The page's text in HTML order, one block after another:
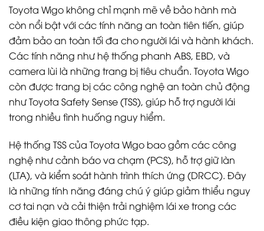
Toyota Wigo không chỉ mạnh mẽ về bảo hành mà
còn nổi bật với các tính năng an toàn tiên tiến, giúp
đảm bảo an toàn tối đa cho người lái và hành khách.
Các tính năng như hệ thống phanh ABS, EBD, và
camera lùi là những trang bị tiêu chuẩn. Toyota Wigo
còn được trang bị các công nghệ an toàn chủ động
như Toyota Safety Sense (TSS), giúp hỗ trợ người lái
trong nhiều tình huống nguy hiểm.
Hệ thống TSS của Toyota Wigo bao gồm các công
nghệ như cảnh báo va chạm (PCS), hỗ trợ giữ làn
(LTA), và kiểm soát hành trình thích ứng (DRCC). Đây
là những tính năng đáng chú ý giúp giảm thiểu nguy
cơ tai nạn và cải thiện trải nghiệm lái xe trong các
điều kiện giao thông phức tạp.